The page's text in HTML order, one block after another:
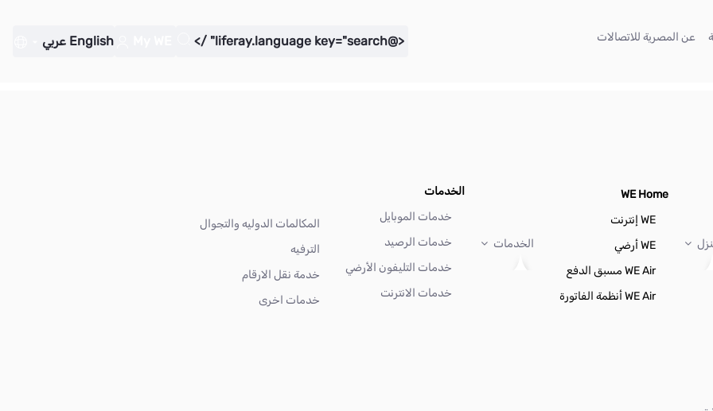
(current) عن المصرية للاتصالات <@liferay.language key="search" />
English عربي
WE Home
WE إنترنت
WE أرضي
WE Air مسبق الدفع
WE Air أنظمة الفاتورة
الخدمات
الخدمات
خدمات الموبايل
خدمات الرصيد
خدمات التليفون الأرضي
خدمات الانترنت
المكالمات الدوليه والتجوال
الترفيه
خدمة نقل الارقام
خدمات اخرى